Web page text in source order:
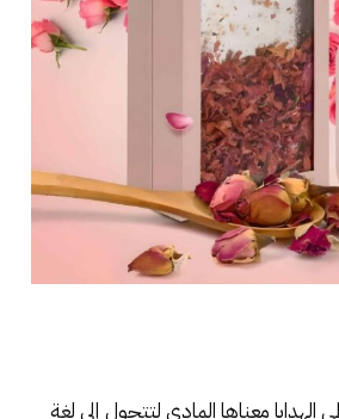
الهدايا معناها المادي لتتحول إلى لغة